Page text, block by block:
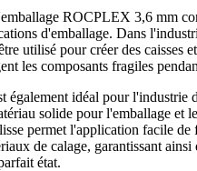
ROCPLEX 3,6 mm
d'emballage. Dans
utilisé pour créer des caisses
les composants fragiles
également idéal pour l'industrie
solide pour l'emballage et
permet l'application facile de
de calage, garantissant ainsi
état.